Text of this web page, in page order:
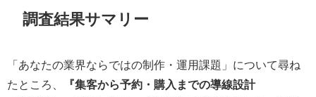
調査結果サマリー
「あなたの業界ならではの制作・運用課題」について尋ね
たところ、
『集客から予約・購入までの導線設計